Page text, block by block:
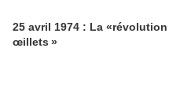
25 avril 1974 : La
œillets »